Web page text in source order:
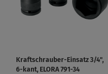
Kraftschrauber-Einsatz 3/4",
6-kant, ELORA 791-34